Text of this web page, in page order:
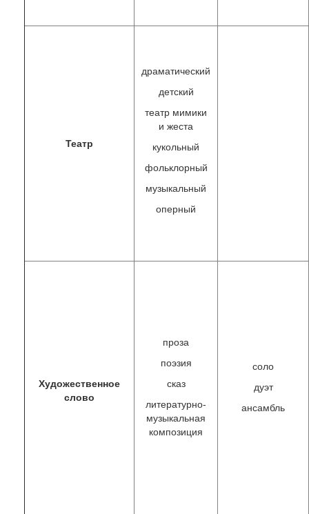
Театр
драматический
детский
театр мимики
и жеста
кукольный
фольклорный
музыкальный
оперный
Художественное
слово
проза
поэзия
сказ
литературно-
музыкальная
композиция
соло
дуэт
ансамбль